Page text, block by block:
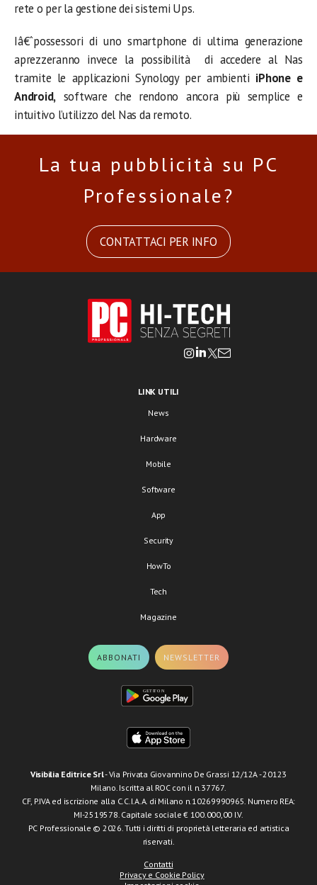
rete o per la gestione dei sistemi Ups.
Iâ€ˆpossessori di uno smartphone di ultima generazione
aprezzeranno invece la possibilità di accedere al Nas
tramite le applicazioni Synology per ambienti iPhone e
Android, software che rendono ancora più semplice e
intuitivo l’utilizzo del Nas da remoto.
La tua pubblicità su PC
Professionale?
CONTATTACI PER INFO
LINK UTILI
News
Hardware
Mobile
Software
App
Security
HowTo
Tech
Magazine
ABBONATI NEWSLETTER
Visibilia Editrice Srl- Via Privata Giovannino De Grassi 12/12A - 20123
Milano. Iscritta al ROC con il n.37767.
CF, P.IVA ed iscrizione alla C.C.I.A.A. di Milano n.10269990965. Numero REA:
MI-2519578. Capitale sociale € 100.000,00 I.V.
PC Professionale © 2026. Tutti i diritti di proprietà letteraria ed artistica
riservati.
Contatti
Privacy e Cookie Policy